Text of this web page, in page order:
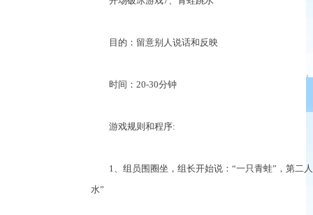
目的：留意别人说话和反映
时间：20-30分钟
游戏规则和程序:
1、组员围圈坐，组长开始说：“一只青蛙”，第二人
水”